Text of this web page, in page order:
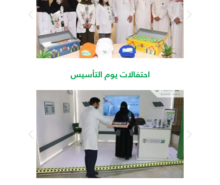
احتفالات يوم التأسيس